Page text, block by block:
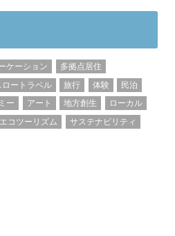
ケーション
多拠点居住
ロートラベル 旅行 体験
民泊
ー アート 地方創生
ローカル
エコツーリズム
サステナビリティ